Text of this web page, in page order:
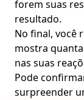
forem suas
resultado.
No final, você
mostra
nas suas
Pode
surpreender